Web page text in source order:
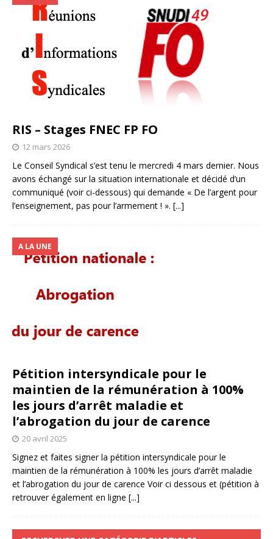
RIS – Stages FNEC FP FO
12 mars 2026
Le Conseil Syndical s’est tenu le mercredi 4 mars dernier. Nous
avons échangé sur la situation internationale et décidé d’un
communiqué (voir ci-dessous) qui demande « De l’argent pour
l’enseignement, pas pour l’armement ! ». [...]
Pétition intersyndicale pour le
maintien de la rémunération à 100%
les jours d’arrêt maladie et
l’abrogation du jour de carence
A LA UNE
20 avril 2025
Signez et faites signer la pétition intersyndicale pour le
maintien de la rémunération à 100% les jours d’arrêt maladie
et l’abrogation du jour de carence Voir ci dessous et (pétition à
retrouver également en ligne [...]